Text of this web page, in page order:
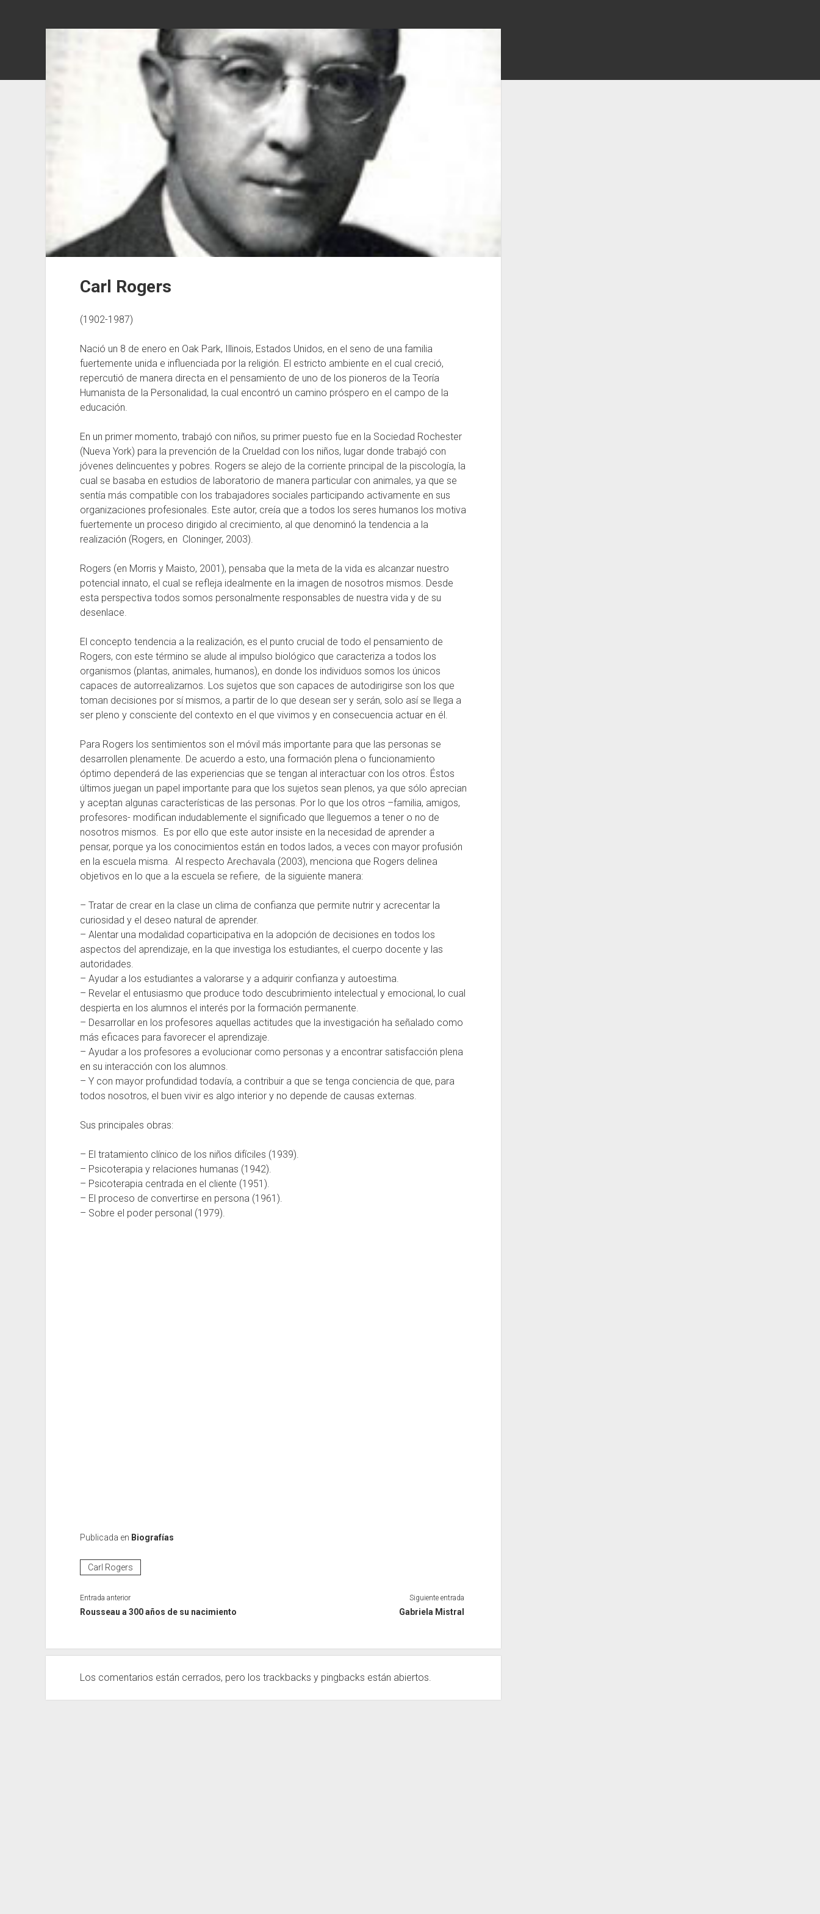
Carl Rogers
(1902-1987)
Nació un 8 de enero en Oak Park, Illinois, Estados Unidos, en el seno de una familia
fuertemente unida e influenciada por la religión. El estricto ambiente en el cual creció,
repercutió de manera directa en el pensamiento de uno de los pioneros de la Teoría
Humanista de la Personalidad, la cual encontró un camino próspero en el campo de la
educación.
En un primer momento, trabajó con niños, su primer puesto fue en la Sociedad Rochester
(Nueva York) para la prevención de la Crueldad con los niños, lugar donde trabajó con
jóvenes delincuentes y pobres. Rogers se alejo de la corriente principal de la piscología, la
cual se basaba en estudios de laboratorio de manera particular con animales, ya que se
sentía más compatible con los trabajadores sociales participando activamente en sus
organizaciones profesionales. Este autor, creía que a todos los seres humanos los motiva
fuertemente un proceso dirigido al crecimiento, al que denominó la tendencia a la
realización (Rogers, en Cloninger, 2003).
Rogers (en Morris y Maisto, 2001), pensaba que la meta de la vida es alcanzar nuestro
potencial innato, el cual se refleja idealmente en la imagen de nosotros mismos. Desde
esta perspectiva todos somos personalmente responsables de nuestra vida y de su
desenlace.
El concepto tendencia a la realización, es el punto crucial de todo el pensamiento de
Rogers, con este término se alude al impulso biológico que caracteriza a todos los
organismos (plantas, animales, humanos), en donde los individuos somos los únicos
capaces de autorrealizarnos. Los sujetos que son capaces de autodirigirse son los que
toman decisiones por sí mismos, a partir de lo que desean ser y serán, solo así se llega a
ser pleno y consciente del contexto en el que vivimos y en consecuencia actuar en él.
Para Rogers los sentimientos son el móvil más importante para que las personas se
desarrollen plenamente. De acuerdo a esto, una formación plena o funcionamiento
óptimo dependerá de las experiencias que se tengan al interactuar con los otros. Éstos
últimos juegan un papel importante para que los sujetos sean plenos, ya que sólo aprecian
y aceptan algunas características de las personas. Por lo que los otros –familia, amigos,
profesores- modifican indudablemente el significado que lleguemos a tener o no de
nosotros mismos. Es por ello que este autor insiste en la necesidad de aprender a
pensar, porque ya los conocimientos están en todos lados, a veces con mayor profusión
en la escuela misma. Al respecto Arechavala (2003), menciona que Rogers delinea
objetivos en lo que a la escuela se refiere, de la siguiente manera:
– Tratar de crear en la clase un clima de confianza que permite nutrir y acrecentar la
curiosidad y el deseo natural de aprender.
– Alentar una modalidad coparticipativa en la adopción de decisiones en todos los
aspectos del aprendizaje, en la que investiga los estudiantes, el cuerpo docente y las
autoridades.
– Ayudar a los estudiantes a valorarse y a adquirir confianza y autoestima.
– Revelar el entusiasmo que produce todo descubrimiento intelectual y emocional, lo cual
despierta en los alumnos el interés por la formación permanente.
– Desarrollar en los profesores aquellas actitudes que la investigación ha señalado como
más eficaces para favorecer el aprendizaje.
– Ayudar a los profesores a evolucionar como personas y a encontrar satisfacción plena
en su interacción con los alumnos.
– Y con mayor profundidad todavía, a contribuir a que se tenga conciencia de que, para
todos nosotros, el buen vivir es algo interior y no depende de causas externas.
Sus principales obras:
– El tratamiento clínico de los niños difíciles (1939).
– Psicoterapia y relaciones humanas (1942).
– Psicoterapia centrada en el cliente (1951).
– El proceso de convertirse en persona (1961).
– Sobre el poder personal (1979).
Publicada en Biografías
Carl Rogers
Entrada anterior
Rousseau a 300 años de su nacimiento
Siguiente entrada
Gabriela Mistral
Los comentarios están cerrados, pero los trackbacks y pingbacks están abiertos.